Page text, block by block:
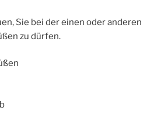
Sie bei der einen oder anderen
zu dürfen.